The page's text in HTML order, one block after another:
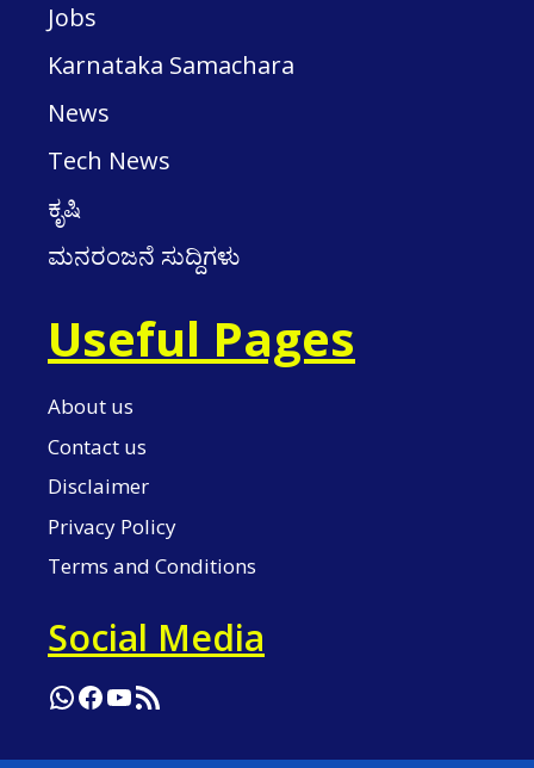
Jobs
Karnataka Samachara
News
Tech News
ಕೃಷಿ
ಮನರಂಜನೆ ಸುದ್ದಿಗಳು
Useful Pages
About us
Contact us
Disclaimer
Privacy Policy
Terms and Conditions
Social Media
WhatsApp
Facebook
YouTube
RSS Feed